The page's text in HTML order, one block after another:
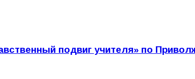
подвиг учителя» по